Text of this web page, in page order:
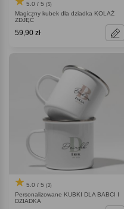
5.0 / 5 (5)
Magiczny kubek dla dziadka KOLAŻ
ZDJĘĆ
59,90 zł
5.0 / 5 (2)
Personalizowane KUBKI DLA BABCI I
DZIADKA